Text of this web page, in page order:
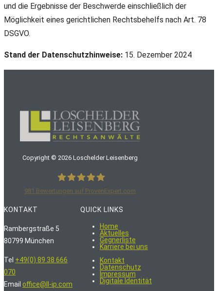
und die Ergebnisse der Beschwerde einschließlich der
Möglichkeit eines gerichtlichen Rechtsbehelfs nach Art. 78
DSGVO.
Stand der Datenschutzhinweise: 15. Dezember 2024
Copyright © 2026 Loschelder Leisenberg
LoschelderLeisenberg Rechtsanwälte
981 Bewertungen auf ProvenExpert.com
KONTAKT
Rambergstraße 5
80799 München
Tel +49(0) 89 38 666
070
Email office@ll-ip.com
QUICK LINKS
Home
Aktuelles
Gegnerliste
Karriere bei uns
Kontakt
Datenschutz
Impressum
Digitale Identität